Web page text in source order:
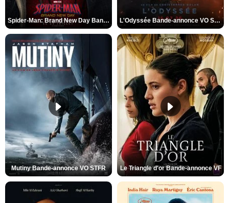
Spider-Man: Brand New Day Bande-annonce VO STFR L'Odyssée Bande-annonce VO STFR
Mutiny Bande-annonce VO STFR Le Triangle d'or Bande-annonce VF